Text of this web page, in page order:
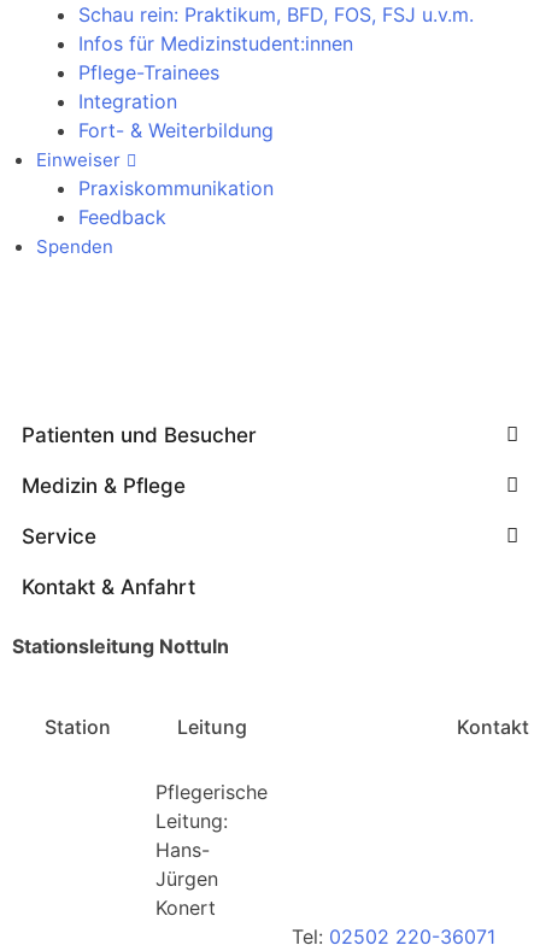
Schau rein: Praktikum, BFD, FOS, FSJ u.v.m.
Infos für Medizinstudent:innen
Pflege-Trainees
Integration
Fort- & Weiterbildung
Einweiser
Praxiskommunikation
Feedback
Spenden
Patienten und Besucher
Medizin & Pflege
Service
Kontakt & Anfahrt
Stationsleitung Nottuln
Station Leitung Kontakt
Pflegerische
Leitung:
Hans-
Jürgen
Konert
Tel: 02502 220-36071